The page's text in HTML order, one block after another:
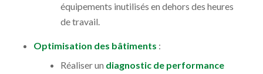
équipements inutilisés en dehors des heures
de travail.
Optimisation des bâtiments :
Réaliser un diagnostic de performance